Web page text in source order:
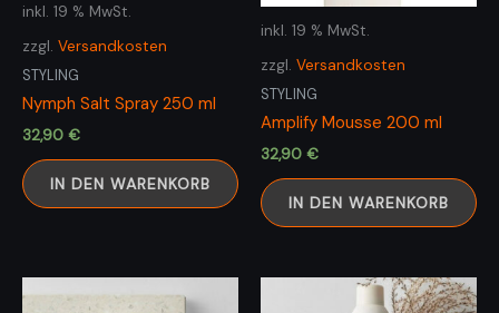
inkl. 19 % MwSt.
zzgl. Versandkosten
STYLING
Nymph Salt Spray 250 ml
32,90 €
IN DEN WARENKORB
inkl. 19 % MwSt.
zzgl. Versandkosten
STYLING
Amplify Mousse 200 ml
32,90 €
IN DEN WARENKORB